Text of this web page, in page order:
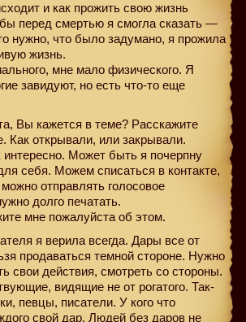
и как прожить свою жизнь
перед смертью я смогла сказать —
нужно, что было задумано, я прожила
жизнь.
мне мало физического. Я
завидуют, но есть что-то еще
Вы кажется в теме? Расскажите
Как открывали, или закрывали.
Может быть я почерпну
себя. Можем списаться в контакте,
отправлять голосовое
долго печатать.
мне пожалуйста об этом.
я верила всегда. Дары все от
продаваться темной стороне. Нужно
свои действия, смотреть со стороны.
видящие не от рогатого. Так-
певцы, писатели. У кого что
свой дар. Людей без даров не